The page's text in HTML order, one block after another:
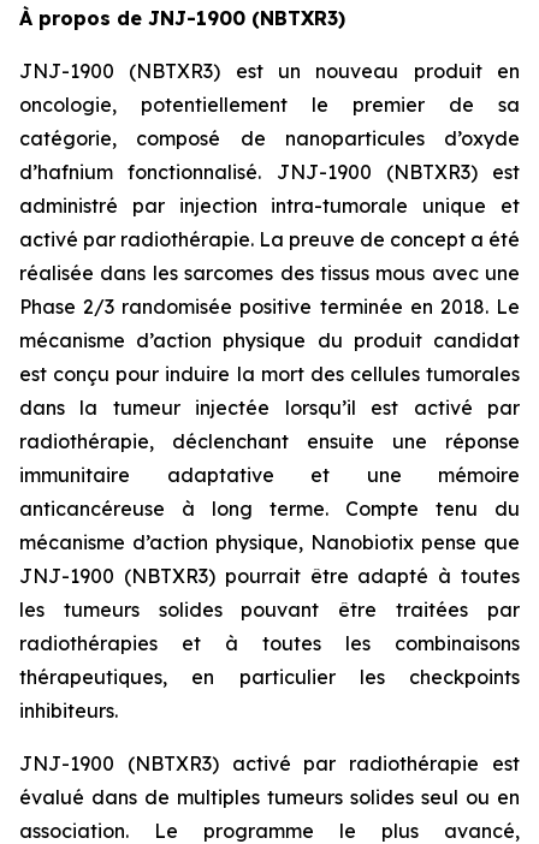
À propos de JNJ-1900 (NBTXR3)
JNJ-1900 (NBTXR3) est un nouveau produit en
oncologie, potentiellement le premier de sa
catégorie, composé de nanoparticules d’oxyde
d’hafnium fonctionnalisé. JNJ-1900 (NBTXR3) est
administré par injection intra-tumorale unique et
activé par radiothérapie. La preuve de concept a été
réalisée dans les sarcomes des tissus mous avec une
Phase 2/3 randomisée positive terminée en 2018. Le
mécanisme d’action physique du produit candidat
est conçu pour induire la mort des cellules tumorales
dans la tumeur injectée lorsqu’il est activé par
radiothérapie, déclenchant ensuite une réponse
immunitaire adaptative et une mémoire
anticancéreuse à long terme. Compte tenu du
mécanisme d’action physique, Nanobiotix pense que
JNJ-1900 (NBTXR3) pourrait être adapté à toutes
les tumeurs solides pouvant être traitées par
radiothérapies et à toutes les combinaisons
thérapeutiques, en particulier les checkpoints
inhibiteurs.
JNJ-1900 (NBTXR3) activé par radiothérapie est
évalué dans de multiples tumeurs solides seul ou en
association. Le programme le plus avancé,